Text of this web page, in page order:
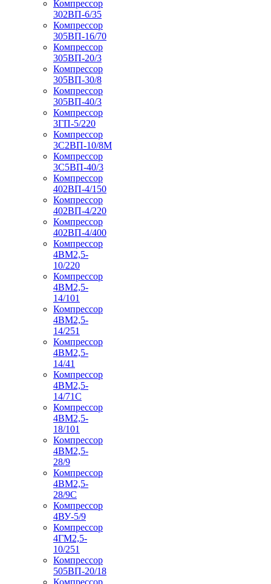
Компрессор
302ВП-6/35
Компрессор
305ВП-16/70
Компрессор
305ВП-20/3
Компрессор
305ВП-30/8
Компрессор
305ВП-40/3
Компрессор
3ГП-5/220
Компрессор
3С2ВП-10/8М
Компрессор
3С5ВП-40/3
Компрессор
402ВП-4/150
Компрессор
402ВП-4/220
Компрессор
402ВП-4/400
Компрессор
4ВМ2,5-
10/220
Компрессор
4ВМ2,5-
14/101
Компрессор
4ВМ2,5-
14/251
Компрессор
4ВМ2,5-
14/41
Компрессор
4ВМ2,5-
14/71C
Компрессор
4ВМ2,5-
18/101
Компрессор
4ВМ2,5-
28/9
Компрессор
4ВМ2,5-
28/9С
Компрессор
4ВУ-5/9
Компрессор
4ГМ2,5-
10/251
Компрессор
505ВП-20/18